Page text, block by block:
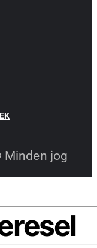
Minden jog